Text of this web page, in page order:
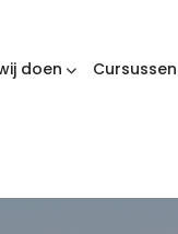
doen Cursussen